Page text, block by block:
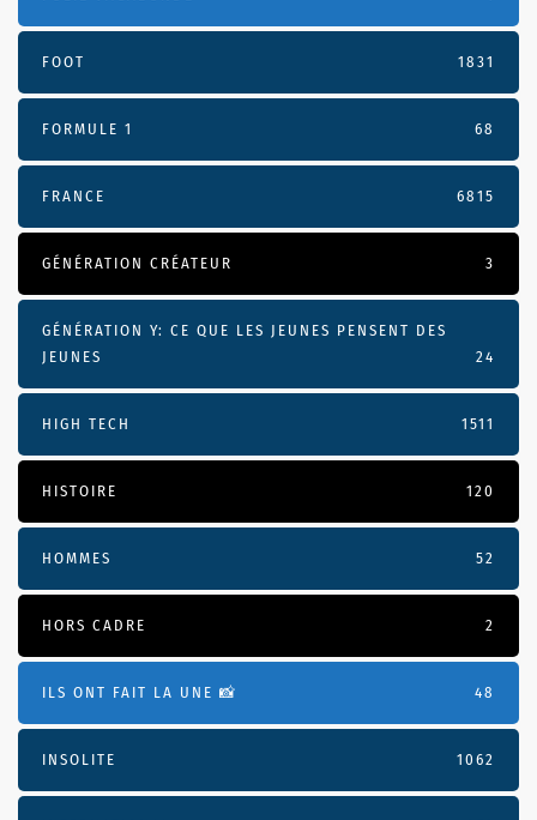
FOOT 1831
FORMULE 1 68
FRANCE 6815
GÉNÉRATION CRÉATEUR 3
GÉNÉRATION Y: CE QUE LES JEUNES PENSENT DES
JEUNES
24
HIGH TECH 1511
HISTOIRE 120
HOMMES 52
HORS CADRE 2
ILS ONT FAIT LA UNE 📸 48
INSOLITE 1062